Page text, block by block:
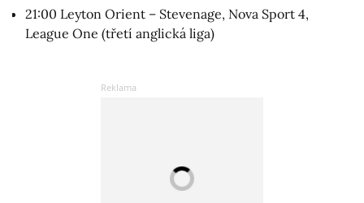
21:00 Leyton Orient – Stevenage, Nova Sport 4,
League One (třetí anglická liga)